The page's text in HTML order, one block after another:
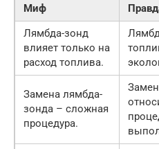
Миф
Лямбда-зонд
влияет только на
расход топлива.
Замена лямбда-
зонда – сложная
процедура.